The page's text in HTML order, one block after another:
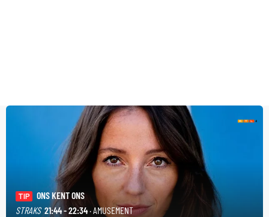
TIP
ONS KENT ONS
STRAKS 21:44 - 22:34· AMUSEMENT